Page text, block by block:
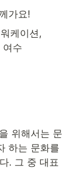
가요!
케이션,
수
위해서는 문
하는 문화를
. 그 중 대표